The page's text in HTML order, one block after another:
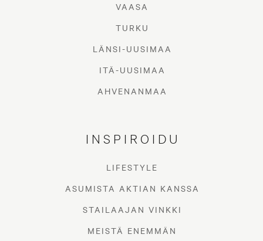
VAASA
TURKU
LÄNSI-UUSIMAA
ITÄ-UUSIMAA
AHVENANMAA
INSPIROIDU
LIFESTYLE
ASUMISTA AKTIAN KANSSA
STAILAAJAN VINKKI
MEISTÄ ENEMMÄN